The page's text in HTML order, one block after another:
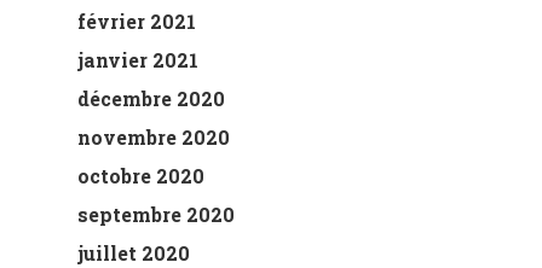
février 2021
janvier 2021
décembre 2020
novembre 2020
octobre 2020
septembre 2020
juillet 2020